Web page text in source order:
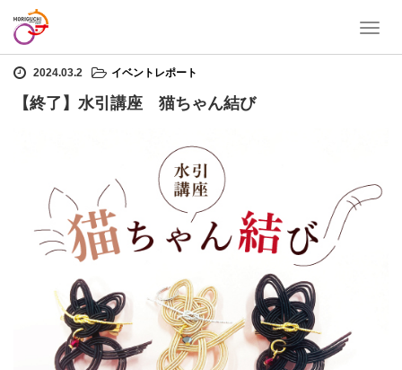
T
v
i
ホーム
2024.03.2 イベントレポート
【終了】水引講座 猫ちゃん結び